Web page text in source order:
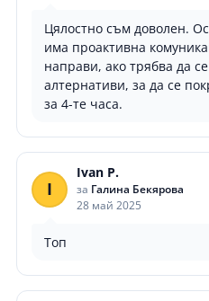
Цялостно съм доволен.
има проактивна
направи, ако трябва да
алтернативи, за да се
за 4-те часа.
I
Ivan P.
за Галина Бекярова
28 май 2025
Топ